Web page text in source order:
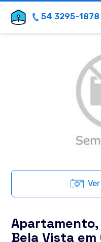
54 3295-1878
Bela Vista em